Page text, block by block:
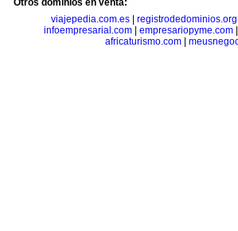
Otros dominios en venta:
viajepedia.com.es| registrodedominios.org
infoempresarial.com| empresariopyme.com
africaturismo.com|